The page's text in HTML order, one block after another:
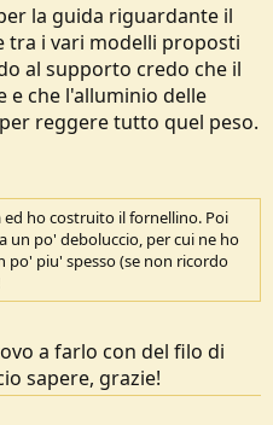
la guida riguardante il
tra i vari modelli proposti
al supporto credo che il
che l'alluminio delle
reggere tutto quel peso.
ed ho costruito il fornellino. Poi
un po' deboluccio, per cui ne ho
piu' spesso (se non ricordo
a farlo con del filo di
sapere, grazie!